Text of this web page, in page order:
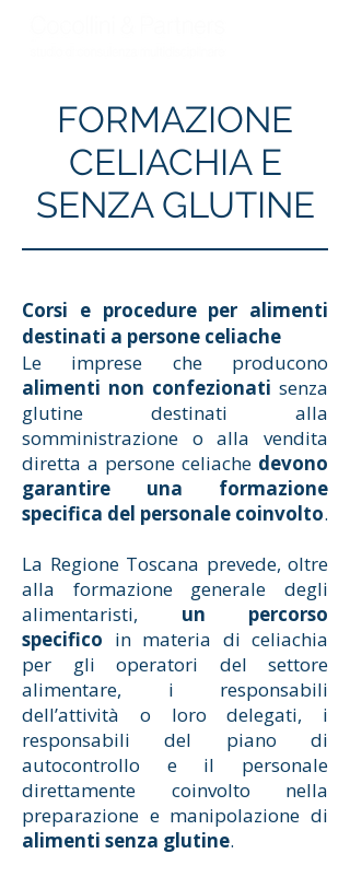
FORMAZIONE
CELIACHIA E
SENZA GLUTINE
Corsi e procedure per alimenti
destinati a persone celiache
Le imprese che producono
alimenti non confezionati senza
glutine destinati alla
somministrazione o alla vendita
diretta a persone celiache devono
garantire una formazione
specifica del personale coinvolto.
La Regione Toscana prevede, oltre
alla formazione generale degli
alimentaristi, un percorso
specifico in materia di celiachia
per gli operatori del settore
alimentare, i responsabili
dell’attività o loro delegati, i
responsabili del piano di
autocontrollo e il personale
direttamente coinvolto nella
preparazione e manipolazione di
alimenti senza glutine.